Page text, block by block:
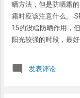
动并非必须，除非是
晒方法，但是防晒霜
霜时应该注意什么。
15的没啥防晒作用，
阳光较强的时段，最
建议选择可以防UVB
选择防晒霜时要注意
发表评论